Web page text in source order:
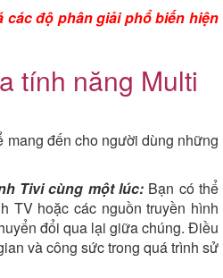
các độ phân giải phổ biến hiện
tính năng Multi
mang đến cho người dùng những
Tivi cùng một lúc: Bạn có thể
TV hoặc các nguồn truyền hình
đổi qua lại giữa chúng. Điều
và công sức trong quá trình sử